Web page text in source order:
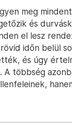
meg
és
el lesz
időn belül
és úgy
. A többség